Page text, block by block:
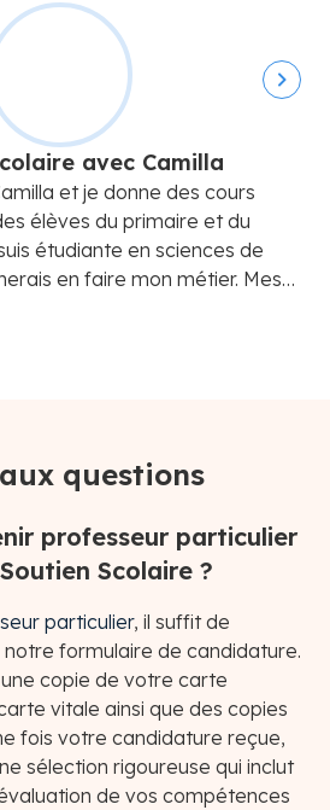
avec Camilla
et je donne des cours
élèves du primaire et du
étudiante en sciences de
en faire mon métier. Mes
questions
professeur particulier
Scolaire ?
particulier, il suffit de
formulaire de candidature.
copie de votre carte
vitale ainsi que des copies
fois votre candidature reçue,
sélection rigoureuse qui inclut
de vos compétences